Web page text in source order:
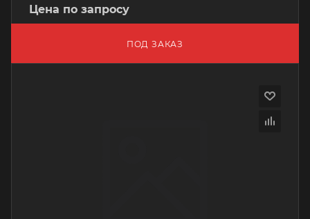
Цена по запросу
ПОД ЗАКАЗ